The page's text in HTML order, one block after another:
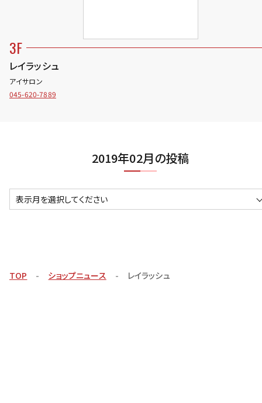
3F
レイラッシュ
アイサロン
045-620-7889
2019年02月の投稿
表示月を選択してください
TOP ショップニュース レイラッシュ